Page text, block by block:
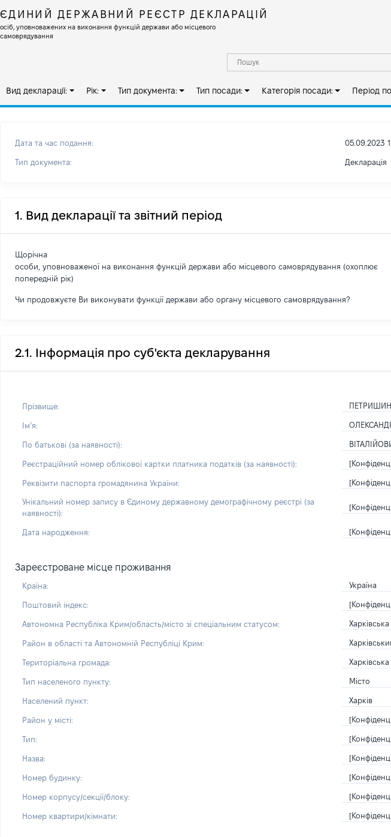
ЄДИНИЙ ДЕРЖАВНИЙ РЕЄСТР ДЕКЛАРАЦІЙ
осіб, уповноважених на виконання функцій держави або місцевого
самоврядування
Вид декларації: Рік: Тип документа: Тип посади: Категорія посади: Період
Дата та час подання: 05.09.2023
Тип документа: Декларація
1. Вид декларації та звітний період
Щорічна
особи, уповноваженої на виконання функцій держави або місцевого самоврядування (охоплює
попередній рік)
Чи продовжуєте Ви виконувати функції держави або органу місцевого самоврядування?
2.1. Інформація про суб'єкта декларування
Прізвище: ПЕТРИШИН
Імʼя:
По батькові (за наявності):
Реєстраційний номер облікової картки платника податків (за наявності):
Реквізити паспорта громадянина України:
Унікальний номер запису в Єдиному державному демографічному реєстрі (за
наявності):
Дата народження:
Зареєстроване місце проживання
Країна: Україна
Поштовий індекс:
Автономна Республіка Крим/область/місто зі спеціальним статусом: Харківська
Район в області та Автономній Республіці Крим:
Територіальна громада: Харківська
Тип населеного пункту: Місто
Населений пункт: Харків
Район у місті:
Тип:
Назва:
Номер будинку:
Номер корпусу/секції/блоку:
Номер квартири/кімнати: